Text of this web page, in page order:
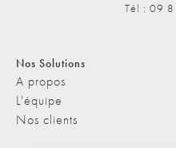
Tél : 09
Nos Solutions
A propos
L'équipe
Nos clients